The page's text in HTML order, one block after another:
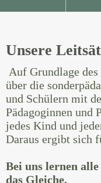
Unsere
Auf Grundlage
über die
und Schülern mit
Pädagoginnen und
jedes Kind und
Daraus ergibt sich
Bei uns lernen
das Gleiche.